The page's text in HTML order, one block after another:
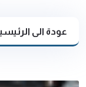
عودة الى